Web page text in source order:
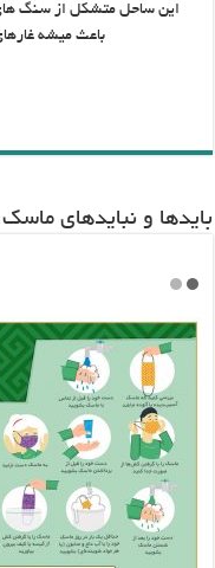
این ساحل متشکل از سنگ
باعث میشه
باید‌ها و نبایدهای